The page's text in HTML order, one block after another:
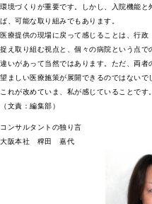
環境づくりが重要です。しかし、入院機能
ば、可能な取り組みでもあります。
医療提供の現場に戻って感じることは、行
捉え取り組む視点と、個々の病院という点で
違いがあって当然ではあります。ただ、両
望ましい医療施策が展開できるのではないで
これが改めていま、私が感じていることです。
（文責：編集部）
コンサルタントの独り言
大阪本社 稗田 嘉代